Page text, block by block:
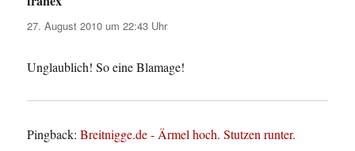
27. August 2010 um 22:43 Uhr
Unglaublich! So eine Blamage!
Pingback:Breitnigge.de - Ärmel hoch. Stutzen runter.